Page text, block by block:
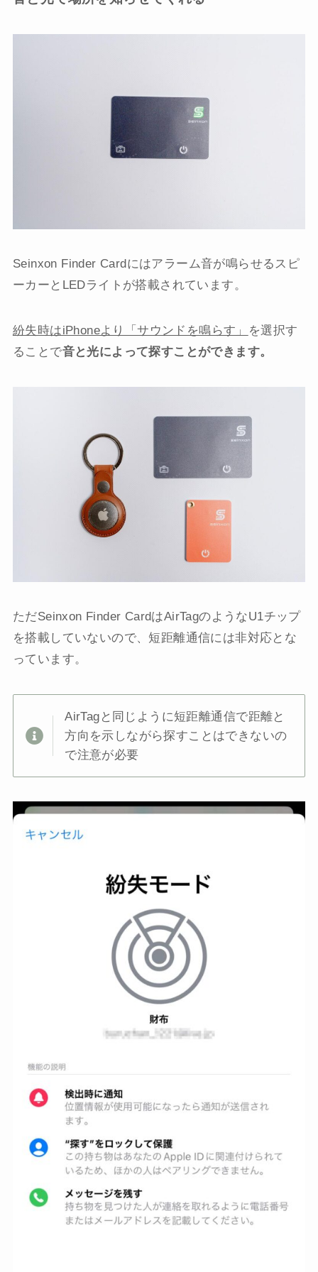
Seinxon Finder Cardにはアラーム音が鳴らせるスピ
ーカーとLEDライトが搭載されています。
紛失時はiPhoneより「サウンドを鳴らす」
を選択す
ることで音と光によって探すことができます。
ただSeinxon Finder CardはAirTagのようなU1チップ
を搭載していないので、短距離通信には非対応とな
っています。
AirTagと同じように短距離通信で距離と
方向を示しながら探すことはできないの
で注意が必要